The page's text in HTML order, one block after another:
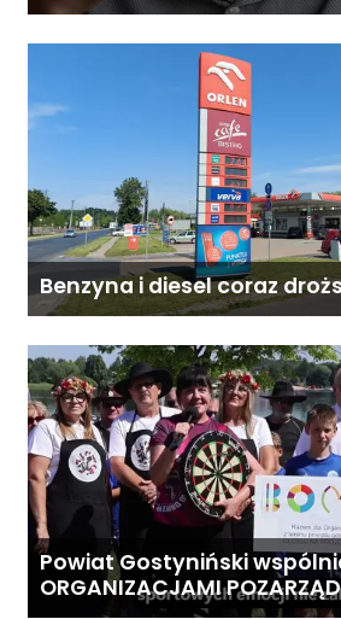
Benzyna i diesel coraz
Powiat Gostyniński
ORGANIZACJAMI